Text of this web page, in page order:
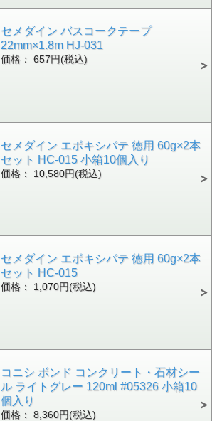
セメダイン バスコークテープ
22mm×1.8m HJ-031
価格： 657円(税込)
セメダイン エポキシパテ 徳用 60g×2本
セット HC-015 小箱10個入り
価格： 10,580円(税込)
セメダイン エポキシパテ 徳用 60g×2本
セット HC-015
価格： 1,070円(税込)
コニシ ボンド コンクリート・石材シー
ル ライトグレー 120ml #05326 小箱10
個入り
価格： 8,360円(税込)